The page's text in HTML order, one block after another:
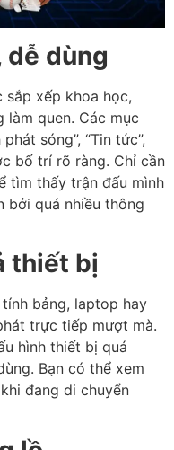
dễ dùng
sắp xếp khoa học,
quen. Các mục
sóng”, “Tin tức”,
bố trí rõ ràng. Chỉ cần
tìm thấy trận đấu mình
bởi quá nhiều thông
thiết bị
bảng, laptop hay
trực tiếp mượt mà.
hình thiết bị quá
Bạn có thể xem
đang di chuyển